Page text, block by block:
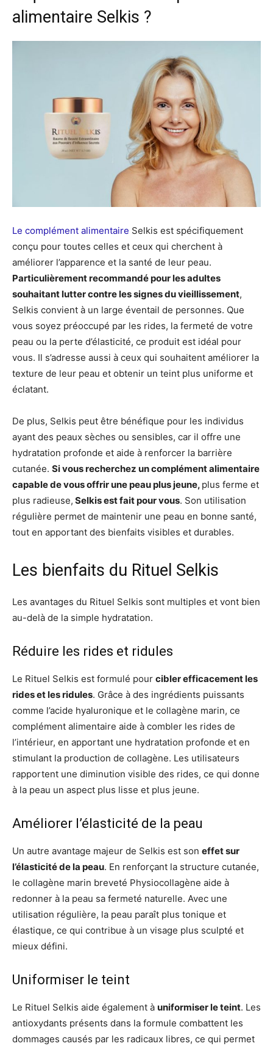
alimentaire Selkis ?
Le complément alimentaire Selkis est spécifiquement
conçu pour toutes celles et ceux qui cherchent à
améliorer l’apparence et la santé de leur peau.
Particulièrement recommandé pour les adultes
souhaitant lutter contre les signes du vieillissement,
Selkis convient à un large éventail de personnes. Que
vous soyez préoccupé par les rides, la fermeté de votre
peau ou la perte d’élasticité, ce produit est idéal pour
vous. Il s’adresse aussi à ceux qui souhaitent améliorer la
texture de leur peau et obtenir un teint plus uniforme et
éclatant.
De plus, Selkis peut être bénéfique pour les individus
ayant des peaux sèches ou sensibles, car il offre une
hydratation profonde et aide à renforcer la barrière
cutanée. Si vous recherchez un complément alimentaire
capable de vous offrir une peau plus jeune, plus ferme et
plus radieuse, Selkis est fait pour vous. Son utilisation
régulière permet de maintenir une peau en bonne santé,
tout en apportant des bienfaits visibles et durables.
Les bienfaits du Rituel Selkis
Les avantages du Rituel Selkis sont multiples et vont bien
au-delà de la simple hydratation.
Réduire les rides et ridules
Le Rituel Selkis est formulé pour cibler efficacement les
rides et les ridules. Grâce à des ingrédients puissants
comme l’acide hyaluronique et le collagène marin, ce
complément alimentaire aide à combler les rides de
l’intérieur, en apportant une hydratation profonde et en
stimulant la production de collagène. Les utilisateurs
rapportent une diminution visible des rides, ce qui donne
à la peau un aspect plus lisse et plus jeune.
Améliorer l’élasticité de la peau
Un autre avantage majeur de Selkis est son effet sur
l’élasticité de la peau. En renforçant la structure cutanée,
le collagène marin breveté Physiocollagène aide à
redonner à la peau sa fermeté naturelle. Avec une
utilisation régulière, la peau paraît plus tonique et
élastique, ce qui contribue à un visage plus sculpté et
mieux défini.
Uniformiser le teint
Le Rituel Selkis aide également à uniformiser le teint. Les
antioxydants présents dans la formule combattent les
dommages causés par les radicaux libres, ce qui permet